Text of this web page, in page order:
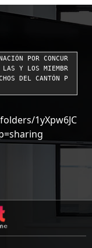
POR CONCUR
Y LOS MIEMBR
DEL CANTÓN P
1yXpw6JC